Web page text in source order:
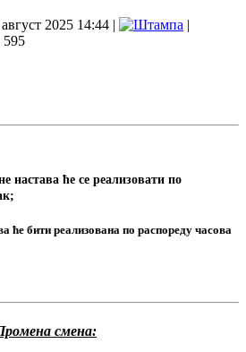
2025 14:44 |
|
595
настава ће се реализовати по
ће бити реализована по распореду часова
смена: